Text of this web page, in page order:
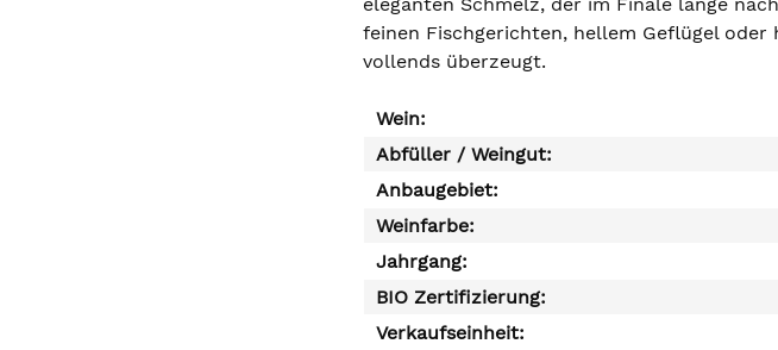
feinen Fischgerichten, hellem Geflügel
vollends überzeugt.
Wein:
Abfüller / Weingut:
Anbaugebiet:
Weinfarbe:
Jahrgang:
BIO Zertifizierung:
Verkaufseinheit: